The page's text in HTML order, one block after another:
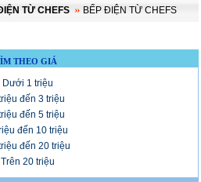
TỪ CHEFS BẾP ĐIỆN TỪ CHEFS
THEO GIÁ
Dưới 1 triệu
đến 3 triệu
đến 5 triệu
đến 10 triệu
đến 20 triệu
Trên 20 triệu